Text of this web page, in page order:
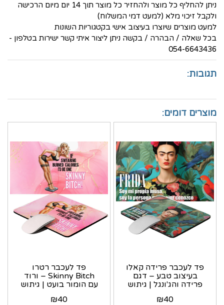
ניתן להחליף כל מוצר ולהחזיר כל מוצר תוך 14 יום מיום הרכישה
ולקבל זיכוי מלא (למעט דמי המשלוח)
למעט מוצרים שיוצרו בעיצוב אישי בקטגוריות השונות
בכל שאלה / הבהרה / בקשה ניתן ליצור איתי קשר ישירות בטלפון -
054-6643436
תגובות:
מוצרים דומים:
פד לעכבר פרידה קאלו
בעיצוב טבע – דגם
פרידה והג'ונגל | גיתוש
₪40
פד לעכבר רטרו
Skinny Bitch – ורוד
עם הומור בועט | גיתוש
₪40